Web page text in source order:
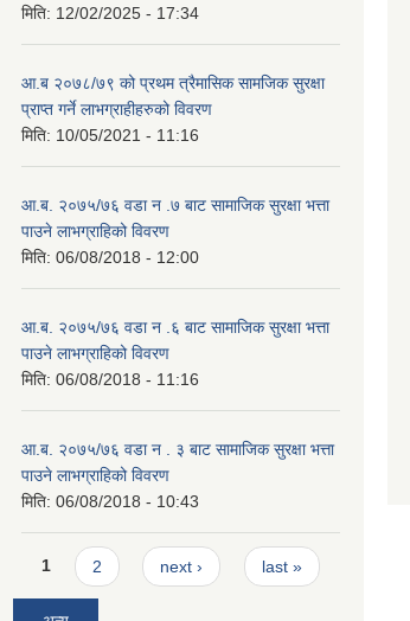
मिति: 12/02/2025 - 17:34
आ.ब २०७८/७९ को प्रथम त्रैमासिक सामजिक सुरक्षा
प्राप्त गर्ने लाभग्राहीहरुको विवरण
मिति: 10/05/2021 - 11:16
आ.ब. २०७५/७६ वडा न .७ बाट सामाजिक सुरक्षा भत्ता
पाउने लाभग्राहिको विवरण
मिति: 06/08/2018 - 12:00
आ.ब. २०७५/७६ वडा न .६ बाट सामाजिक सुरक्षा भत्ता
पाउने लाभग्राहिको विवरण
मिति: 06/08/2018 - 11:16
आ.ब. २०७५/७६ वडा न . ३ बाट सामाजिक सुरक्षा भत्ता
पाउने लाभग्राहिको विवरण
मिति: 06/08/2018 - 10:43
Pages
1 2 next › last »